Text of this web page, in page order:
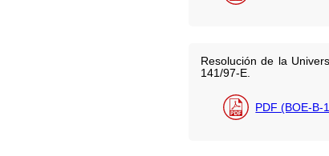
Resolución de la
141/97-E.
PDF (BOE-B-